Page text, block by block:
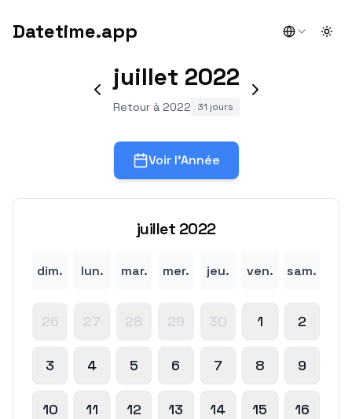
Datetime.app
juillet 2022
Retour à 2022 31 jours
Voir l'Année
juillet 2022
dim. lun. mar. mer. jeu. ven. sam.
26 27 28 29 30 1 2
3 4 5 6 7 8 9
10 11 12 13 14 15 16